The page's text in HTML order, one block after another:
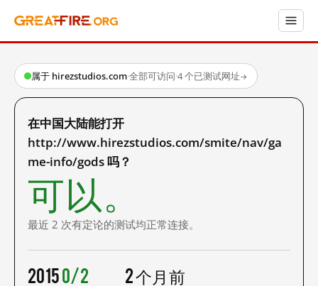
属于 hirezstudios.com·全部可访问·4 个已测试网址→
在中国大陆能打开
http://www.hirezstudios.com/smite/nav/ga
me-info/gods 吗？
可以。
最近 2 次有定论的测试均正常连接。
20150/2 2 个月前